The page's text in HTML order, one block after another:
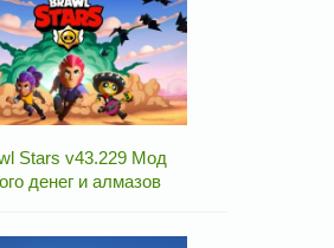
Stars v43.229 Мод
денег и алмазов